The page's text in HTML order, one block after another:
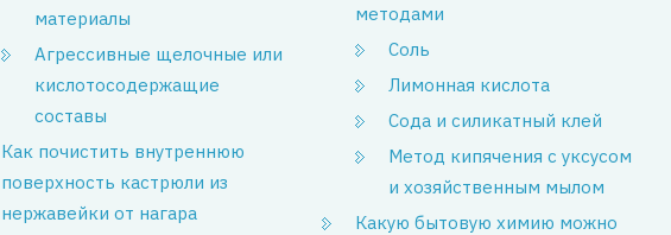
материалы
Агрессивные щелочные или
кислотосодержащие
составы
Как почистить внутреннюю
поверхность кастрюли из
нержавейки от нагара
методами
Соль
Лимонная кислота
Сода и силикатный клей
Метод кипячения с уксусом
и хозяйственным мылом
Какую бытовую химию можно